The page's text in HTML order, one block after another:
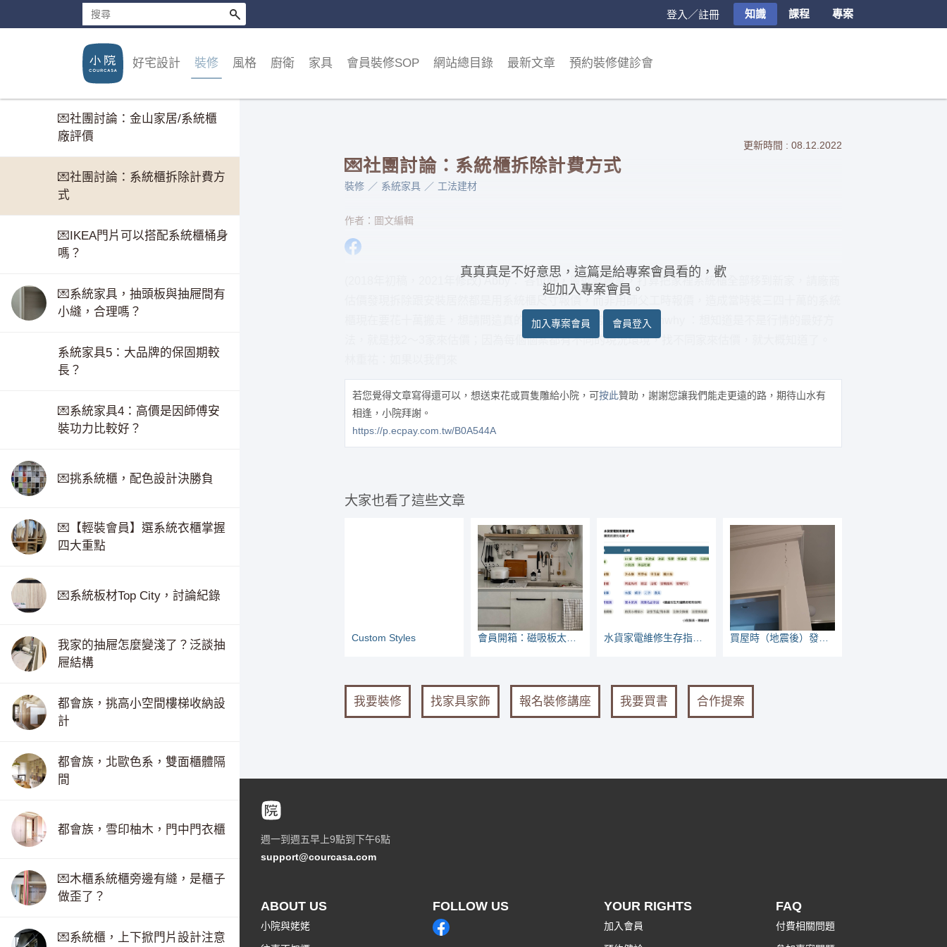
登入／註冊 知識 課程 專案
好宅設計 裝修 風格 廚衛 家具 會員裝修SOP 網站總目錄 最新文章 預約裝修健診會
系列9：塑合板的防潮力上篇
系列：E1塑合板甲醛比木心板
低，也是錯的/兼談甲醛標準
💌社團討論：金山家居/系統櫃
廠評價
💌社團討論：系統櫃拆除計費方
式
💌IKEA門片可以搭配系統櫃桶身
嗎？
💌系統家具，抽頭板與抽屜間有
小縫，合理嗎？
系統家具5：大品牌的保固期較
長？
💌系統家具4：高價是因師傅安
裝功力比較好？
💌挑系統櫃，配色設計決勝負
💌【輕裝會員】選系統衣櫃掌握
四大重點
💌系統板材Top City，討論紀錄
我家的抽屜怎麼變淺了？泛談抽
屜結構
都會族，挑高小空間樓梯收納設
計
都會族，北歐色系，雙面櫃體隔
間
都會族，雪印柚木，門中門衣櫃
💌木櫃系統櫃旁邊有縫，是櫃子
做歪了？
💌系統櫃，上下掀門片設計注意
更新時間 : 08.12.2022
💌社團討論：系統櫃拆除計費方式
裝修 系統家具 工法建材
作者：圖文編輯
(2018年初稿，2021年修改) Abby： 各位好，最近要搬家，打算把家裡系統櫃全部移到新家，請廠商
櫃現在要花十萬搬走，想請問這真的是這個行業的常態嗎？ Rainwhy ：想知道是不是行情的最好方
法，就是找2～3家來估價；因為每個個案都有不同的現況環境，找不同家來估價，就大概知道了。
真真真是不好意思，這篇是給專案會員看的，歡
迎加入專案會員。
加入專案會員 會員登入
若您覺得文章寫得還可以，想送束花或買隻雕給小院，可按此贊助，謝謝您讓我們能走更遠的路，期待山水有
相逢，小院拜謝。
https://p.ecpay.com.tw/B0A544A
大家也看了這些文章
Custom Styles 會員開箱：磁吸板太好用了，收納愛吸哪就吸哪兒 水貨家電維修生存指南：看哪些家電較常壞 買屋時（地震後）發現裂縫，如何看有無危險？
我要裝修 找家具家飾 報名裝修講座 我要買書 合作提案
週一到週五早上9點到下午6點
support@courcasa.com
ABOUT US
小院與姥姥
FOLLOW US YOUR RIGHTS
加入會員
FAQ
付費相關問題